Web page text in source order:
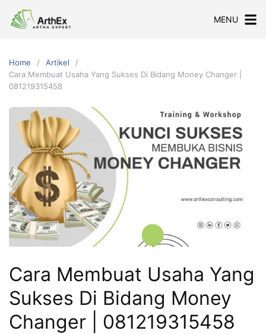
MENU
Home
Artikel
Cara Membuat Usaha Yang Sukses Di Bidang Money Changer |
081219315458
Cara Membuat Usaha Yang
Sukses Di Bidang Money
Changer | 081219315458